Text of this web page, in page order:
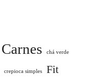
Carnes chá verde
crepioca simples Fit